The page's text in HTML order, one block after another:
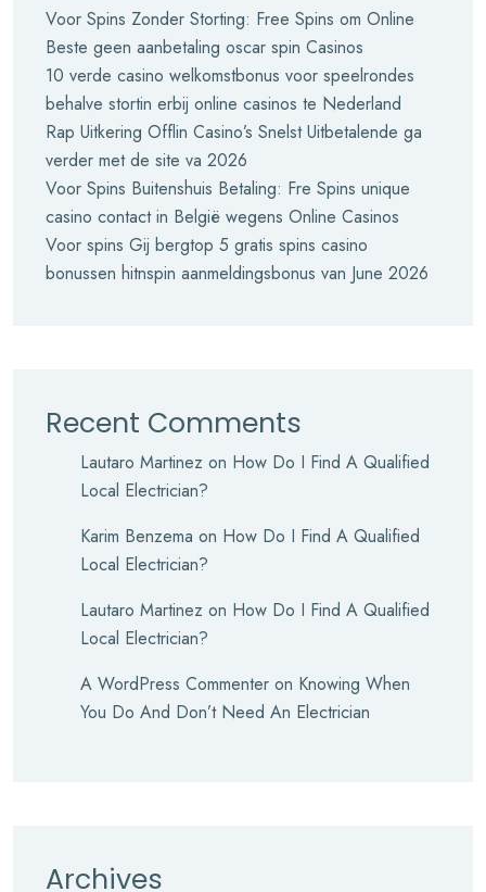
Voor Spins Zonder Storting: Free Spins om Online
Beste geen aanbetaling oscar spin Casinos
10 verde casino welkomstbonus voor speelrondes
behalve stortin erbij online casinos te Nederland
Rap Uitkering Offlin Casino’s Snelst Uitbetalende ga
verder met de site va 2026
Voor Spins Buitenshuis Betaling: Fre Spins unique
casino contact in België wegens Online Casinos
Voor spins Gij bergtop 5 gratis spins casino
bonussen hitnspin aanmeldingsbonus van June 2026
Recent Comments
Lautaro Martinez on How Do I Find A Qualified
Local Electrician?
Karim Benzema on How Do I Find A Qualified
Local Electrician?
Lautaro Martinez on How Do I Find A Qualified
Local Electrician?
A WordPress Commenter on Knowing When
You Do And Don’t Need An Electrician
Archives